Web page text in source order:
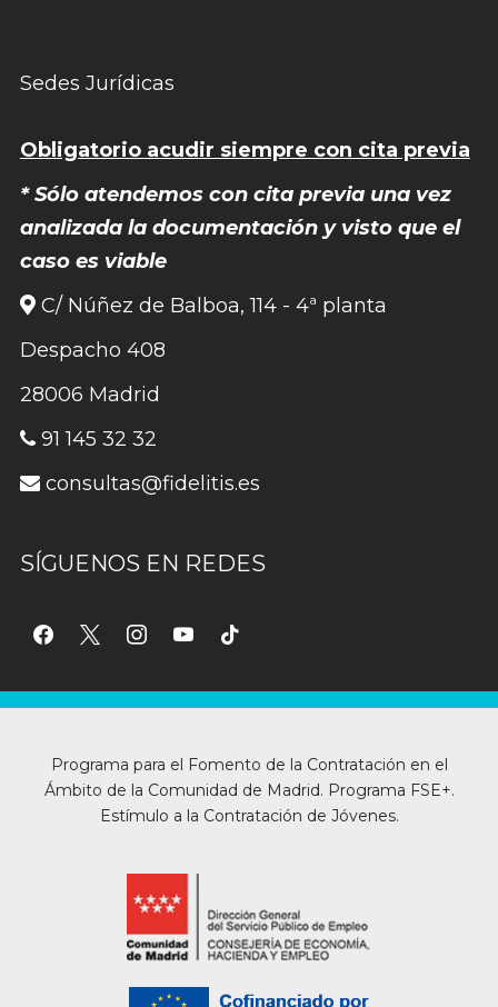
Sedes Jurídicas
Obligatorio acudir siempre con cita previa
* Sólo atendemos con cita previa una vez
analizada la documentación y visto que el
caso es viable
C/ Núñez de Balboa, 114 - 4ª planta
Despacho 408
28006 Madrid
91 145 32 32
consultas@fidelitis.es
SÍGUENOS EN REDES
facebook
x instagramyoutubetiktok
Programa para el Fomento de la Contratación en el
Ámbito de la Comunidad de Madrid. Programa FSE+.
Estímulo a la Contratación de Jóvenes.